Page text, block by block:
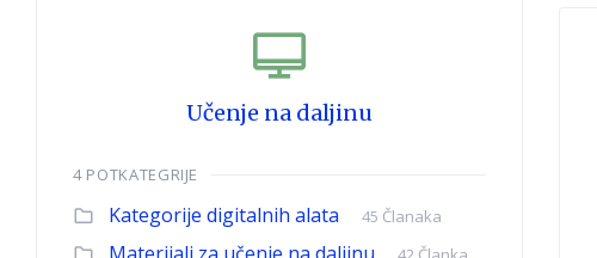
Učenje na daljinu
4 POTKATEGRIJE
Kategorije digitalnih alata 45 Članaka